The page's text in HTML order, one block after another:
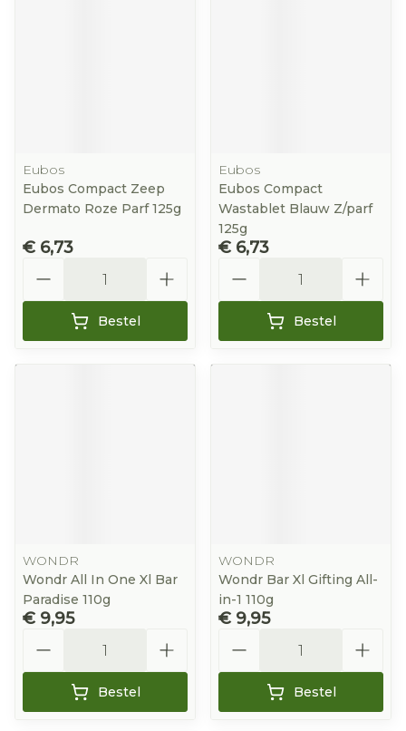
Eubos
Eubos Compact Zeep
Dermato Roze Parf 125g
€ 6,73
Bestel
Eubos
Eubos Compact
Wastablet Blauw Z/parf
125g
€ 6,73
Bestel
WONDR
Wondr All In One Xl Bar
Paradise 110g
€ 9,95
Bestel
WONDR
Wondr Bar Xl Gifting All-
in-1 110g
€ 9,95
Bestel